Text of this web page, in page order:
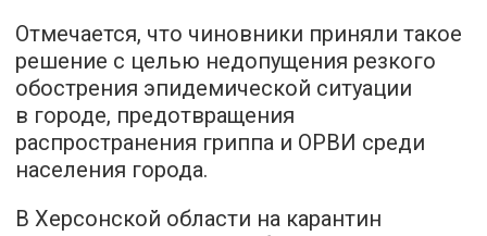
Отмечается, что чиновники приняли такое
решение с целью недопущения резкого
обострения эпидемической ситуации
в городе, предотвращения
распространения гриппа и ОРВИ среди
населения города.
В Херсонской области на карантин